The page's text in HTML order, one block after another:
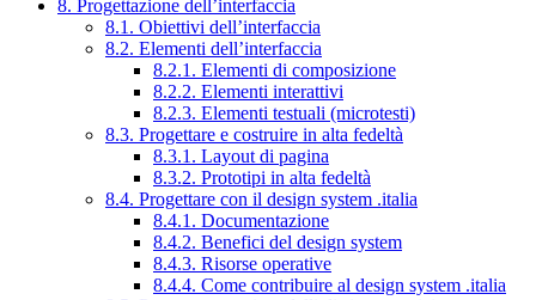
8. Progettazione dell’interfaccia
8.1. Obiettivi dell’interfaccia
8.2. Elementi dell’interfaccia
8.2.1. Elementi di composizione
8.2.2. Elementi interattivi
8.2.3. Elementi testuali (microtesti)
8.3. Progettare e costruire in alta fedeltà
8.3.1. Layout di pagina
8.3.2. Prototipi in alta fedeltà
8.4. Progettare con il design system .italia
8.4.1. Documentazione
8.4.2. Benefici del design system
8.4.3. Risorse operative
8.4.4. Come contribuire al design system .italia